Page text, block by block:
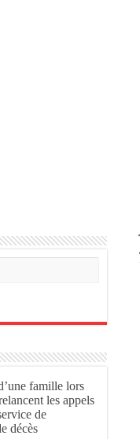
famille lors
les appels
de
décès